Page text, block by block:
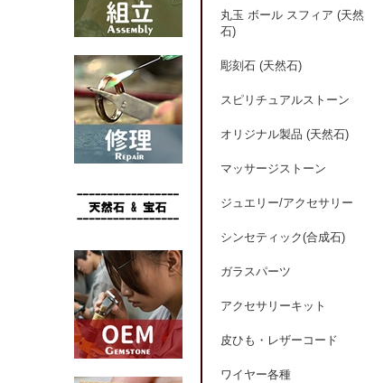
丸玉 ボール スフィア (天然
石)
彫刻石 (天然石)
スピリチュアルストーン
オリジナル製品 (天然石)
マッサージストーン
ジュエリー/アクセサリー
シンセティック(合成石)
ガラスパーツ
アクセサリーキット
皮ひも・レザーコード
ワイヤー各種